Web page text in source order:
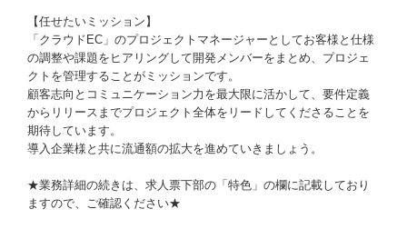
【任せたいミッション】
「クラウドEC」のプロジェクトマネージャーとしてお客様と仕様
の調整や課題をヒアリングして開発メンバーをまとめ、プロジェ
クトを管理することがミッションです。
顧客志向とコミュニケーション力を最大限に活かして、要件定義
からリリースまでプロジェクト全体をリードしてくださることを
期待しています。
導入企業様と共に流通額の拡大を進めていきましょう。
★業務詳細の続きは、求人票下部の「特色」の欄に記載しており
ますので、ご確認ください★